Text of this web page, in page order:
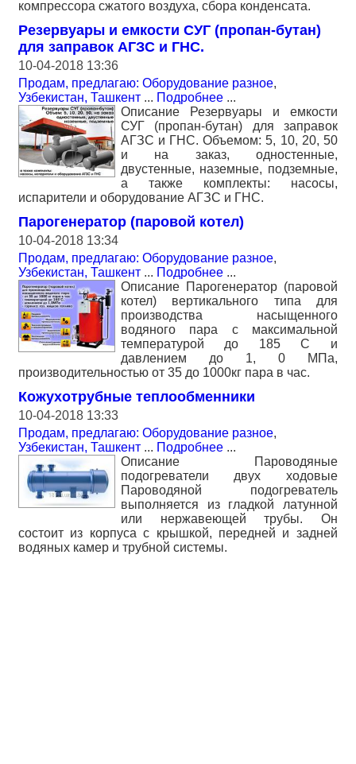
компрессора сжатого воздуха, сбора конденсата.
Резервуары и емкости СУГ (пропан-бутан)
для заправок АГЗС и ГНС.
10-04-2018 13:36
Продам, предлагаю: Оборудование разное,
Узбекистан, Ташкент ... Подробнее ...
Описание Резервуары и емкости
СУГ (пропан-бутан) для заправок
АГЗС и ГНС. Объемом: 5, 10, 20, 50
и на заказ, одностенные,
двустенные, наземные, подземные,
а также комплекты: насосы,
испарители и оборудование АГЗС и ГНС.
Парогенератор (паровой котел)
10-04-2018 13:34
Продам, предлагаю: Оборудование разное,
Узбекистан, Ташкент ... Подробнее ...
Описание Парогенератор (паровой
котел) вертикального типа для
производства насыщенного
водяного пара с максимальной
температурой до 185 С и
давлением до 1, 0 МПа,
производительностью от 35 до 1000кг пара в час.
Кожухотрубные теплообменники
10-04-2018 13:33
Продам, предлагаю: Оборудование разное,
Узбекистан, Ташкент ... Подробнее ...
Описание Пароводяные
подогреватели двух ходовые
Пароводяной подогреватель
выполняется из гладкой латунной
или нержавеющей трубы. Он
состоит из корпуса с крышкой, передней и задней
водяных камер и трубной системы.